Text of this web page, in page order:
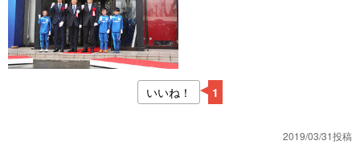
いいね！ 1
2019/03/31投稿